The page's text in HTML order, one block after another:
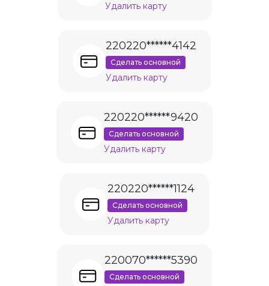
Удалить карту
220220******4142
Сделать основной
Удалить карту
220220******9420
Сделать основной
Удалить карту
220220******1124
Сделать основной
Удалить карту
220070******5390
Сделать основной